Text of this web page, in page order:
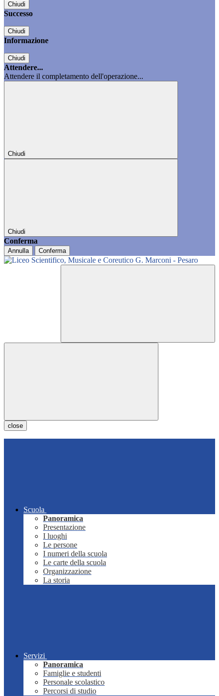
Chiudi
Successo
Chiudi
Informazione
Chiudi
Attendere...
Attendere il completamento dell'operazione...
Chiudi
Chiudi
Conferma
Annulla Conferma
close
Scuola
Panoramica
Presentazione
I luoghi
Le persone
I numeri della scuola
Le carte della scuola
Organizzazione
La storia
Servizi
Panoramica
Famiglie e studenti
Personale scolastico
Percorsi di studio